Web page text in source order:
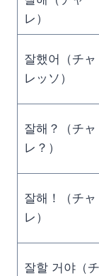
レ）
잘했어（チャ
レッソ）
잘해？（チャ
レ？）
잘해！（チャ
レ）
잘할 거야（チ